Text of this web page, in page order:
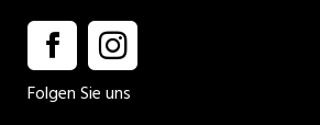
Folgen Sie uns